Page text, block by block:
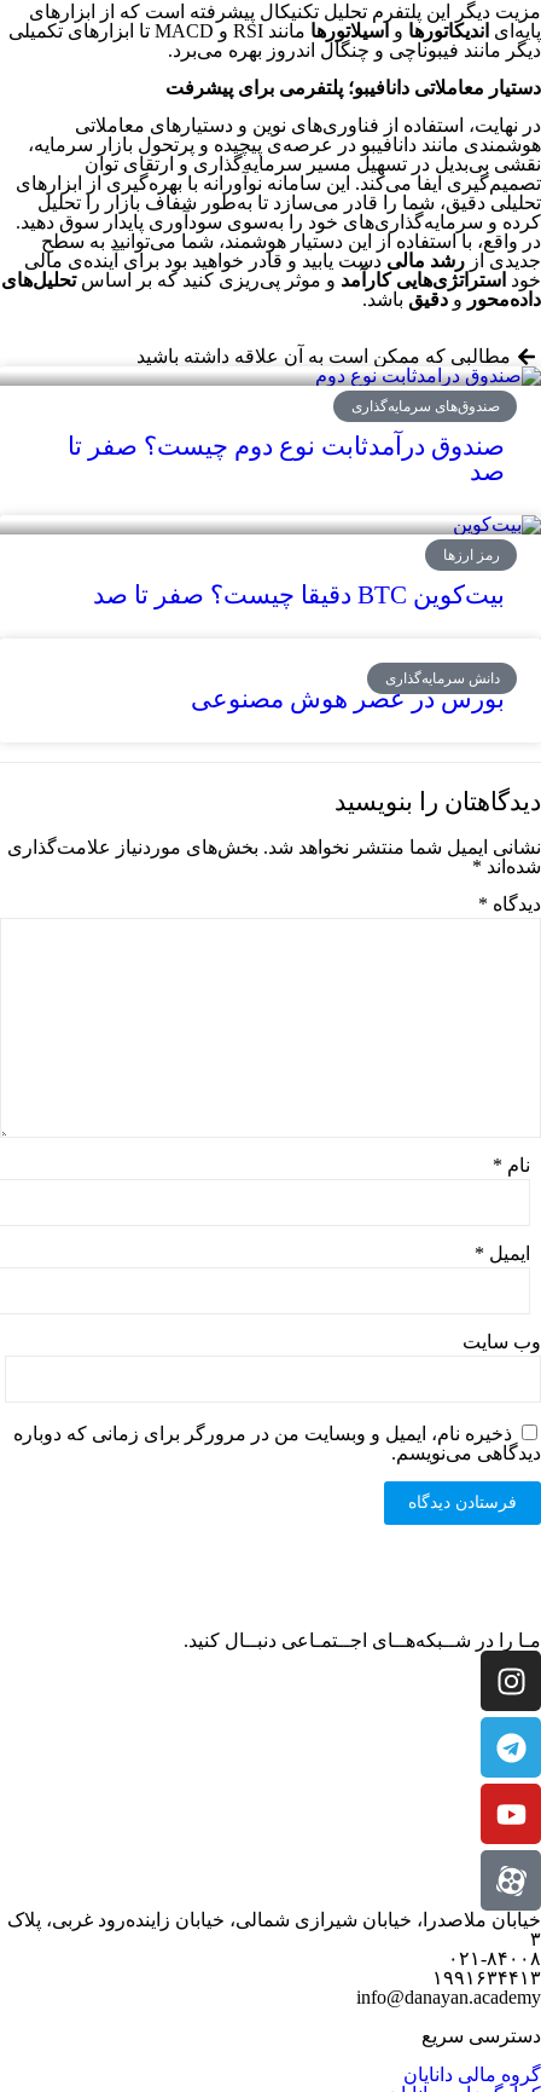
مزیت دیگر این پلتفرم تحلیل تکنیکال پیشرفته است که از ابزارهای
پایه‌ای اندیکاتورها و اسیلاتورها
مانند RSI و MACD تا ابزارهای تکمیلی
دیگر مانند فیبوناچی و چنگال اندروز بهره می‌برد.
دستیار معاملاتی دانافیبو؛ پلتفرمی برای پیشرفت
در نهایت، استفاده از فناوری‌های نوین و دستیارهای معاملاتی
هوشمندی مانند دانافیبو در عرصه‌ی پیچیده و پرتحول بازار سرمایه،
نقشی بی‌بدیل در تسهیل مسیر سرمایه‌گذاری و ارتقای توان
تصمیم‌گیری ایفا می‌کند. این سامانه نوآورانه با بهره‌گیری از ابزارهای
تحلیلی دقیق، شما را قادر می‌سازد تا به‌طور شفاف بازار را تحلیل
کرده و سرمایه‌گذاری‌های خود را به‌سوی سودآوری پایدار سوق دهید.
در واقع، با استفاده از این دستیار هوشمند، شما می‌توانید به سطح
جدیدی از رشد مالی دست یابید و قادر خواهید بود برای آینده‌ی مالی
خود استراتژی‌هایی کارآمد و موثر پی‌ریزی کنید که بر اساستحلیل‌های
داده‌محور و دقیق باشد.
مطالبی که ممکن است به آن علاقه داشته باشید
صندوق‌های سرمایه‌گذاری
صندوق درآمدثابت نوع دوم چیست؟ صفر تا
صد
رمز ارزها
بیت‌کوین BTC دقیقا چیست؟ صفر تا صد
دانش سرمایه‌گذاری
بورس در عصر هوش مصنوعی
دیدگاهتان را بنویسید
نشانی ایمیل شما منتشر نخواهد شد. بخش‌های موردنیاز علامت‌گذاری
شده‌اند *
دیدگاه *
نام *
ایمیل *
وب‌ سایت
ذخیره نام، ایمیل و وبسایت من در مرورگر برای زمانی که دوباره
دیدگاهی می‌نویسم.
مـا را در شــبکه‌هــای اجــتمـاعی دنبــال کنید.
خیابان ملاصدرا، خیابان شیرازی شمالی، خیابان زاینده‌رود غربی، پلاک
۳
۰۲۱-۸۴۰۰۸
۱۹۹۱۶۳۴۴۱۳
info@danayan.academy
دسترسی سریع
گروه مالی دانایان